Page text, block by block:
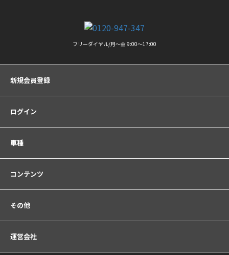
フリーダイヤル/月〜金 9:00〜17:00
新規会員登録
ログイン
車種
コンテンツ
その他
運営会社